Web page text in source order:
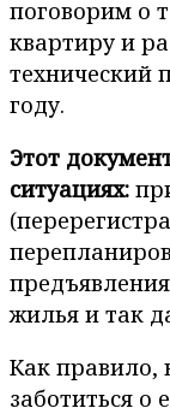
поговорим о
квартиру и
технический
году.
Этот
ситуациях:
жилья и так
Как правило,
заботиться о